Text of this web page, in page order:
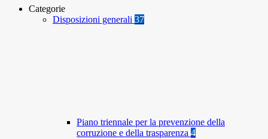
Categorie
Disposizioni generali 37
Piano triennale per la prevenzione della
corruzione e della trasparenza 4